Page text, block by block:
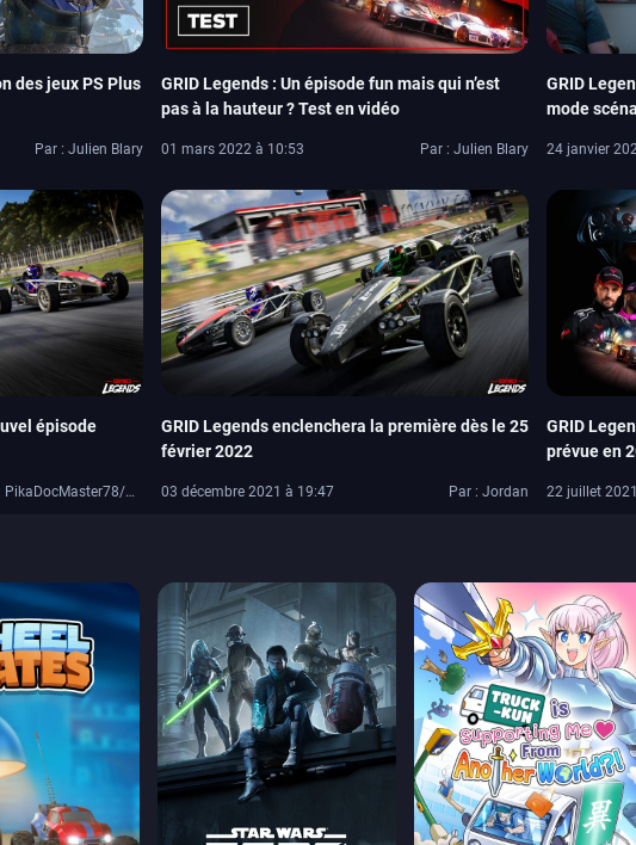
des jeux PS Plus
Par : Julien Blary
GRID Legends : Un épisode fun mais qui n’est
pas à la hauteur ? Test en vidéo
01 mars 2022 à 10:53 Par : Julien Blary
GRID
mode
24 janvier
épisode
Par : PikaDocMaster78/PikaDoc42
GRID Legends enclenchera la première dès le 25
février 2022
03 décembre 2021 à 19:47 Par : Jordan
GRID
prévue en
22 juillet